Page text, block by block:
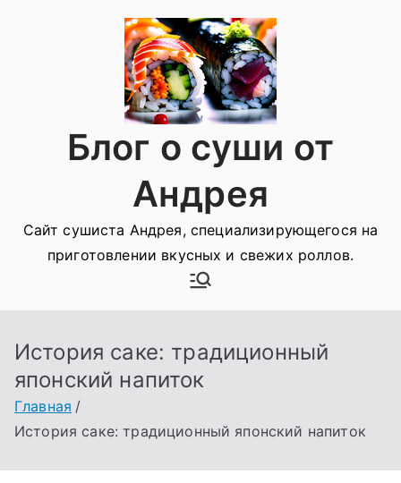
Блог о суши от
Андрея
Сайт сушиста Андрея, специализирующегося на
приготовлении вкусных и свежих роллов.
История саке: традиционный
японский напиток
Главная
История саке: традиционный японский напиток